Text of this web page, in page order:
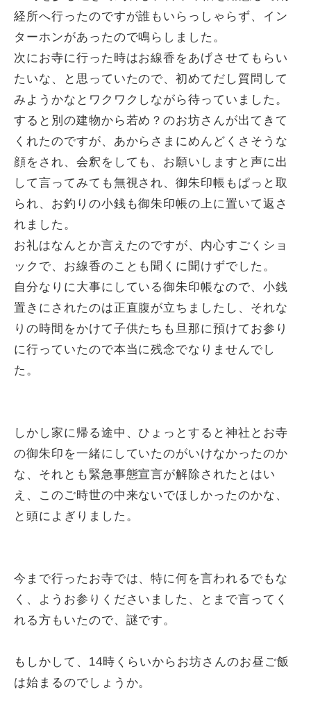
経所へ行ったのですが誰もいらっしゃらず、イン
ターホンがあったので鳴らしました。
次にお寺に行った時はお線香をあげさせてもらい
たいな、と思っていたので、初めてだし質問して
みようかなとワクワクしながら待っていました。
すると別の建物から若め？のお坊さんが出てきて
くれたのですが、あからさまにめんどくさそうな
顔をされ、会釈をしても、お願いしますと声に出
して言ってみても無視され、御朱印帳もぱっと取
られ、お釣りの小銭も御朱印帳の上に置いて返さ
れました。
お礼はなんとか言えたのですが、内心すごくショ
ックで、お線香のことも聞くに聞けずでした。
自分なりに大事にしている御朱印帳なので、小銭
置きにされたのは正直腹が立ちましたし、それな
りの時間をかけて子供たちも旦那に預けてお参り
に行っていたので本当に残念でなりませんでし
た。
しかし家に帰る途中、ひょっとすると神社とお寺
の御朱印を一緒にしていたのがいけなかったのか
な、それとも緊急事態宣言が解除されたとはい
え、このご時世の中来ないでほしかったのかな、
と頭によぎりました。
今まで行ったお寺では、特に何を言われるでもな
く、ようお参りくださいました、とまで言ってく
れる方もいたので、謎です。
もしかして、14時くらいからお坊さんのお昼ご飯
は始まるのでしょうか。